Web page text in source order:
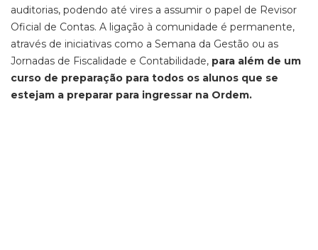
auditorias, podendo até vires a assumir o papel de Revisor
Oficial de Contas. A ligação à comunidade é permanente,
através de iniciativas como a Semana da Gestão ou as
Jornadas de Fiscalidade e Contabilidade, para além de um
curso de preparação para todos os alunos que se
estejam a preparar para ingressar na Ordem.